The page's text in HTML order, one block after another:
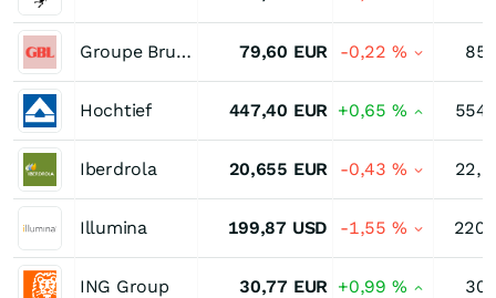
Groupe Bruxelles Lambert 79,60 EUR -0,22 %
Hochtief 447,40 EUR +0,65 %
Iberdrola 20,655 EUR -0,43 %
Illumina 199,87 USD -1,55 %
ING Group 30,77 EUR +0,99 %